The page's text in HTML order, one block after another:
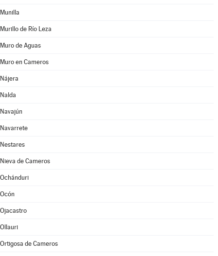
Munilla
Murillo de Río Leza
Muro de Aguas
Muro en Cameros
Nájera
Nalda
Navajún
Navarrete
Nestares
Nieva de Cameros
Ochánduri
Ocón
Ojacastro
Ollauri
Ortigosa de Cameros